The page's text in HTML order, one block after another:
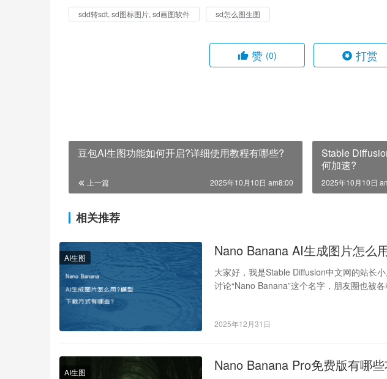
sdd转sdt, sd图标图片, sd画图软件 sd怎么图生图
赞 (0) 打赏
豆包AI生图功能如何开启?详细使用教程有哪些?
上一篇 2025年10月10日 am8:00
Stable
何加速?
2025年10月10日
相关推荐
AI生图 Nano Banana AI生成图片怎么
大家好，我是Stable Diffusion中文网的站长
讨论“Nano Banana”这个名字，朋友圈也被
2025年12月31日
AI生图 Nano Banana Pro免费版有哪